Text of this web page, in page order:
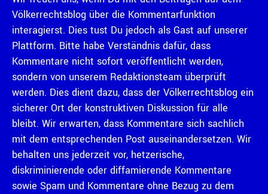
Völkerrechtsblog über die Kommentarfunktion
interagierst. Dies tust Du jedoch als Gast auf unserer
Plattform. Bitte habe Verständnis dafür, dass
Kommentare nicht sofort veröffentlicht werden,
sondern von unserem Redaktionsteam überprüft
werden. Dies dient dazu, dass der Völkerrechtsblog ein
sicherer Ort der konstruktiven Diskussion für alle
bleibt. Wir erwarten, dass Kommentare sich sachlich
mit dem entsprechenden Post auseinandersetzen. Wir
behalten uns jederzeit vor, hetzerische,
diskriminierende oder diffamierende Kommentare
sowie Spam und Kommentare ohne Bezug zu dem